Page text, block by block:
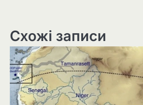
Схожі записи